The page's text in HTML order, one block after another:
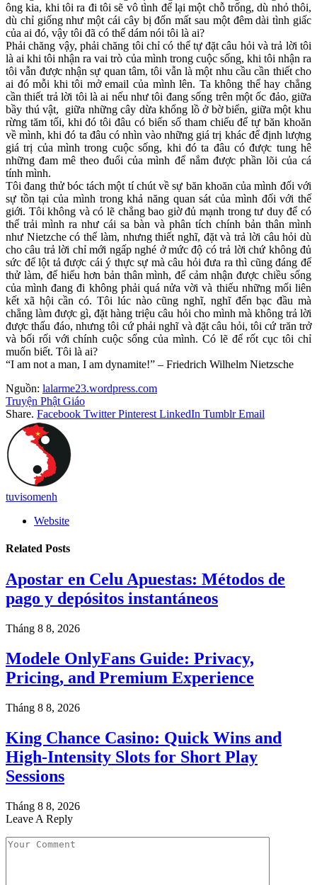
ông kia, khi tôi ra đi tôi sẽ vô tình để lại một chỗ trống, dù nhỏ thôi,
dù chỉ giống như một cái cây bị đốn mất sau một đêm dài tình giấc
của ai đó, vậy tôi đã có thể dám nói tôi là ai?
Phải chăng vậy, phải chăng tôi chỉ có thể tự đặt câu hỏi và trả lời tôi
là ai khi tôi nhận ra vai trò của mình trong cuộc sống, khi tôi nhận ra
tôi vẫn được nhận sự quan tâm, tôi vẫn là một nhu cầu cần thiết cho
ai đó mỗi khi tôi mở email của mình lên. Ta không thể hay chẳng
cần thiết trả lời tôi là ai nếu như tôi đang sống trên một ốc đảo, giữa
bầy thú vật, giữa những cây dừa khổng lồ ở bờ biển, giữa một khu
rừng tăm tối, khi đó tôi đâu có biến số tham chiếu để tự băn khoăn
về mình, khi đó ta đâu có nhìn vào những giá trị khác để định lượng
giá trị của mình trong cuộc sống, khi đó ta đâu có được tung hê
những đam mê theo đuổi của mình để nắm được phần lõi của cá
tính mình.
Tôi đang thử bóc tách một tí chút về sự băn khoăn của mình đối với
sự tồn tại của mình trong khả năng quan sát của mình đối với thế
giới. Tôi không và có lẽ chẳng bao giờ đủ mạnh trong tư duy để có
thể trải mình ra như cái sa bàn và phân tích chính bản thân mình
như Nietzche có thể làm, nhưng thiết nghĩ, đặt và trả lời câu hỏi dù
cho câu trả lời chỉ mới ngấp nghé ở mức độ có trả lời chứ không đủ
sức để lột tả được cái ý thực sự mà câu hỏi đưa ra thì cũng đáng để
thử làm, để hiểu hơn bản thân mình, để cảm nhận được chiều sống
của mình đang đi không phải quá nửa vời và thiếu những mối liên
kết xã hội cần có. Tôi lúc nào cũng nghĩ, nghĩ đến bạc đầu mà
chẳng làm được gì, đặt hàng triệu câu hỏi cho mình mà không trả lời
được thấu đáo, nhưng tôi cứ phải nghĩ và đặt câu hỏi, tôi cứ trăn trở
và bối rối với chính cuộc sống của mình. Có lẽ để rốt cục tôi chỉ
muốn biết. Tôi là ai?
“I am not a man, I am dynamite!” – Friedrich Wilhelm Nietzsche
Nguồn: lalarme23.wordpress.com
Truyện Phật Giáo
Share. Facebook Twitter Pinterest LinkedIn Tumblr Email
tuvisomenh
Website
Related Posts
Apostar en Celu Apuestas: Métodos de
pago y depósitos instantáneos
Tháng 8 8, 2026
Modele OnlyFans Guide: Privacy,
Pricing, and Premium Experience
Tháng 8 8, 2026
King Chance Casino: Quick Wins and
High-Intensity Slots for Short Play
Sessions
Tháng 8 8, 2026
Leave A Reply